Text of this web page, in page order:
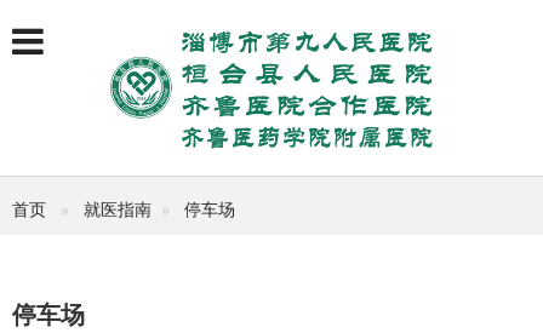
首页 就医指南 停车场
停车场